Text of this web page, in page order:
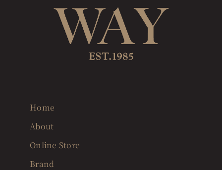
Home
About
Online Store
Brand